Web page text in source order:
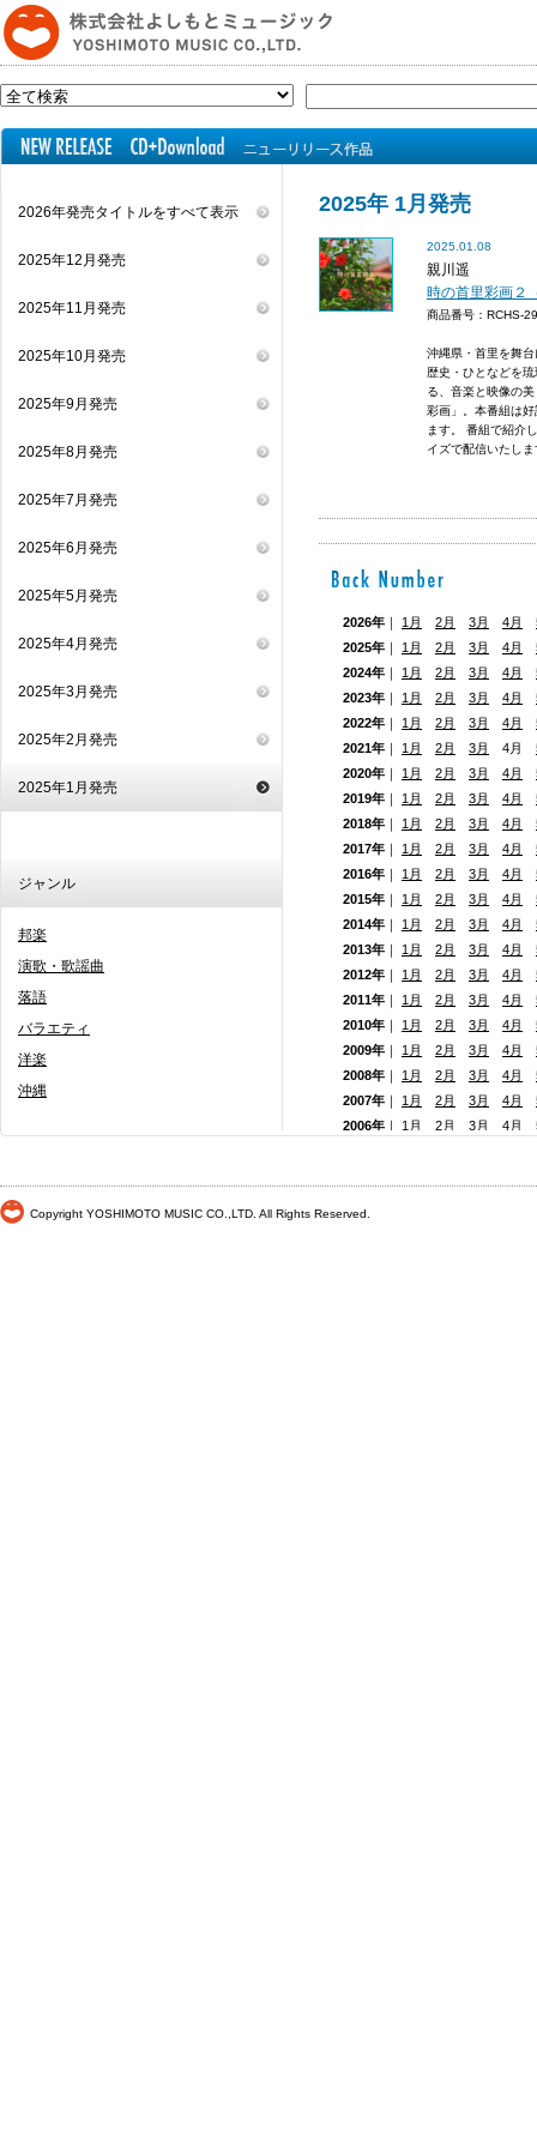
2026年発売タイトルをすべて表示
2025年12月発売
2025年11月発売
2025年10月発売
2025年9月発売
2025年8月発売
2025年7月発売
2025年6月発売
2025年5月発売
2025年4月発売
2025年3月発売
2025年2月発売
2025年1月発売
ジャンル
邦楽
演歌・歌謡曲
落語
バラエティ
洋楽
沖縄
2025年 1月発売
2025.01.08
親川遥
時の首里彩画２
商品番号：RCHS-
沖縄県・首里を舞
歴史・ひとなどを
る、音楽と映像の
彩画」。本番組は
ます。 番組で紹介
イズで配信いたしま
2026年 ｜ 1月 2月 3月 4月
2025年 ｜ 1月 2月 3月 4月
2024年 ｜ 1月 2月 3月 4月
2023年 ｜ 1月 2月 3月 4月
2022年 ｜ 1月 2月 3月 4月
2021年 ｜ 1月 2月 3月 4月
2020年 ｜ 1月 2月 3月 4月
2019年 ｜ 1月 2月 3月 4月
2018年 ｜ 1月 2月 3月 4月
2017年 ｜ 1月 2月 3月 4月
2016年 ｜ 1月 2月 3月 4月
2015年 ｜ 1月 2月 3月 4月
2014年 ｜ 1月 2月 3月 4月
2013年 ｜ 1月 2月 3月 4月
2012年 ｜ 1月 2月 3月 4月
2011年 ｜ 1月 2月 3月 4月
2010年 ｜ 1月 2月 3月 4月
2009年 ｜ 1月 2月 3月 4月
2008年 ｜ 1月 2月 3月 4月
2007年 ｜ 1月 2月 3月 4月
2006年 ｜ 1月 2月 3月 4月
Copyright YOSHIMOTO MUSIC CO.,LTD. All Rights Reserved.